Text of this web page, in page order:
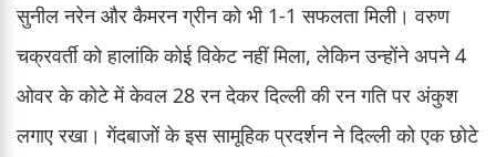
सुनील नरेन और कैमरन ग्रीन को भी 1-1 सफलता मिली। वरुण
चक्रवर्ती को हालांकि कोई विकेट नहीं मिला, लेकिन उन्होंने अपने 4
ओवर के कोटे में केवल 28 रन देकर दिल्ली की रन गति पर अंकुश
लगाए रखा। गेंदबाजों के इस सामूहिक प्रदर्शन ने दिल्ली को एक छोटे